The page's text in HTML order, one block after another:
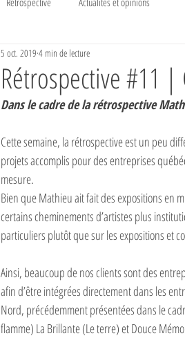
Rétrospective #11 |
5 oct. 2019 4 min de lecture
Dans le cadre de la rétrospective
Cette semaine, la rétrospective est un peu
projets accomplis pour des entreprises
mesure.
Bien que Mathieu ait fait des expositions en
certains cheminements d’artistes plus
particuliers plutôt que sur les expositions et
Ainsi, beaucoup de nos clients sont des
afin d’être intégrées directement dans les
Nord, précédemment présentées dans le
flamme) La Brillante (Le terre) et Douce